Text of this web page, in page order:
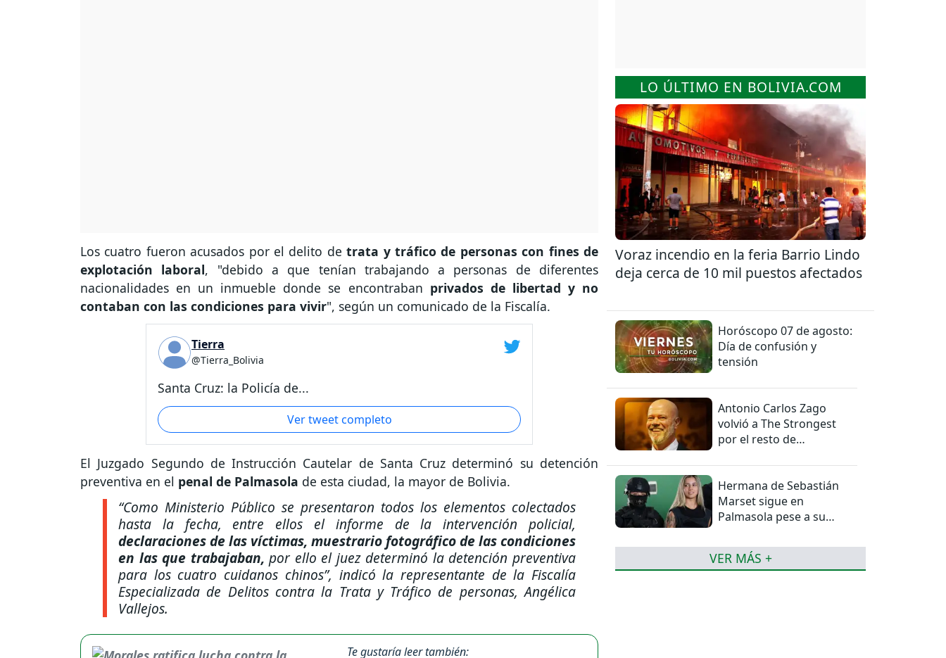
Los cuatro fueron acusados por el delito de trata y tráfico de personas con fines de
explotación laboral, "debido a que tenían trabajando a personas de diferentes
nacionalidades en un inmueble donde se encontraban privados de libertad y no
contaban con las condiciones para vivir", según un comunicado de la Fiscalía.
Tierra
@Tierra_Bolivia
Santa Cruz: la Policía de...
Ver tweet completo
El Juzgado Segundo de Instrucción Cautelar de Santa Cruz determinó su detención
preventiva en el penal de Palmasola de esta ciudad, la mayor de Bolivia.
“Como Ministerio Público se presentaron todos los elementos colectados
hasta la fecha, entre ellos el informe de la intervención policial,
declaraciones de las víctimas, muestrario fotográfico de las condiciones
en las que trabajaban, por ello el juez determinó la detención preventiva
para los cuatro cuidanos chinos”, indicó la representante de la Fiscalía
Especializada de Delitos contra la Trata y Tráfico de personas, Angélica
Vallejos.
Te gustaría leer también:
LO ÚLTIMO EN BOLIVIA.COM
Voraz incendio en la feria Barrio Lindo
deja cerca de 10 mil puestos afectados
Horóscopo 07 de agosto:
Día de confusión y
tensión
Antonio Carlos Zago
volvió a The Strongest
por el resto de
Hermana de Sebastián
Marset sigue en
Palmasola pese a su
VER MÁS +